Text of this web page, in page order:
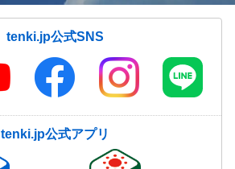
tenki.jp公式SNS
tenki.jp公式アプリ